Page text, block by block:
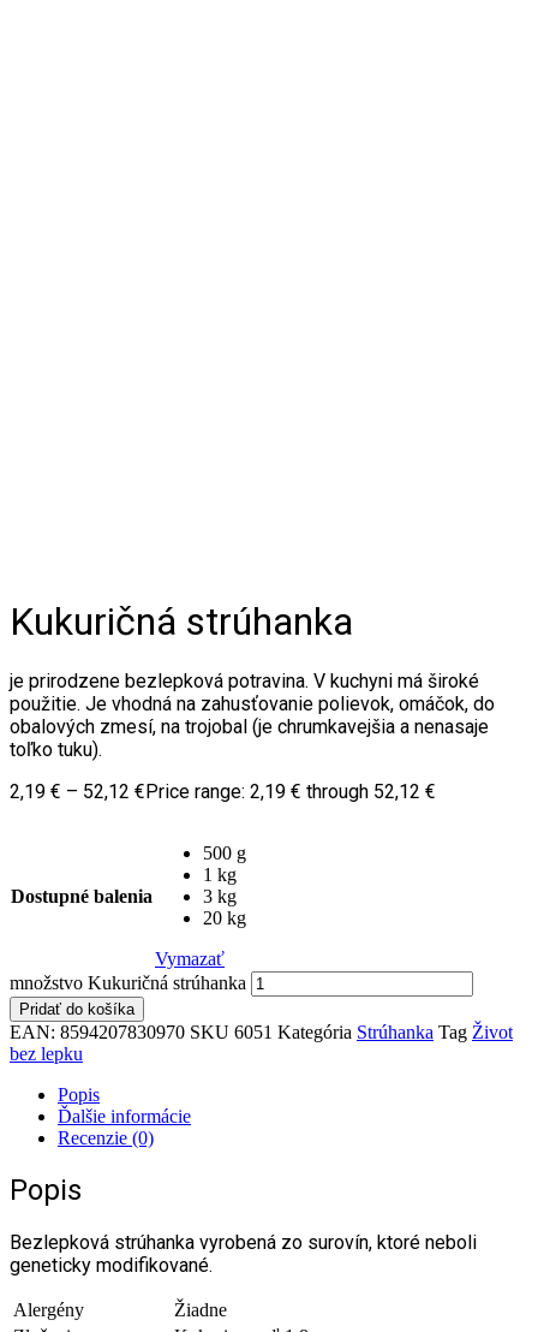
Kukuričná strúhanka
je prirodzene bezlepková potravina. V kuchyni má široké
použitie. Je vhodná na zahusťovanie polievok, omáčok, do
obalových zmesí, na trojobal (je chrumkavejšia a nenasaje
toľko tuku).
2,19 € – 52,12 € Price range: 2,19 € through 52,12 €
Dostupné balenia
500 g
1 kg
3 kg
20 kg
Vymazať
množstvo Kukuričná strúhanka
Pridať do košíka
EAN: 8594207830970 SKU 6051 Kategória Strúhanka Tag Život
bez lepku
Popis
Ďalšie informácie
Recenzie (0)
Popis
Bezlepková strúhanka vyrobená zo surovín, ktoré neboli
geneticky modifikované.
Alergény
Žiadne